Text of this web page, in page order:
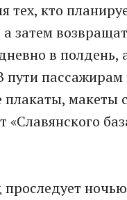
тех, кто
затем
в
пути
плакаты,